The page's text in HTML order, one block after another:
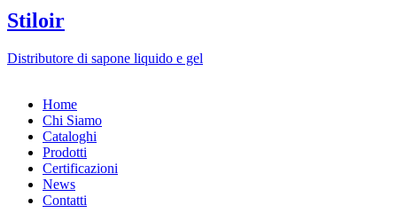
Stiloir
Distributore di sapone liquido e gel
Home
Chi Siamo
Cataloghi
Prodotti
Certificazioni
News
Contatti